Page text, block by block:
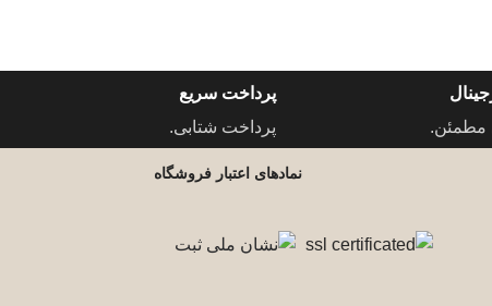
مطمئن.
پرداخت سریع
پرداخت شتابی.
نمادهای اعتبار فروشگاه